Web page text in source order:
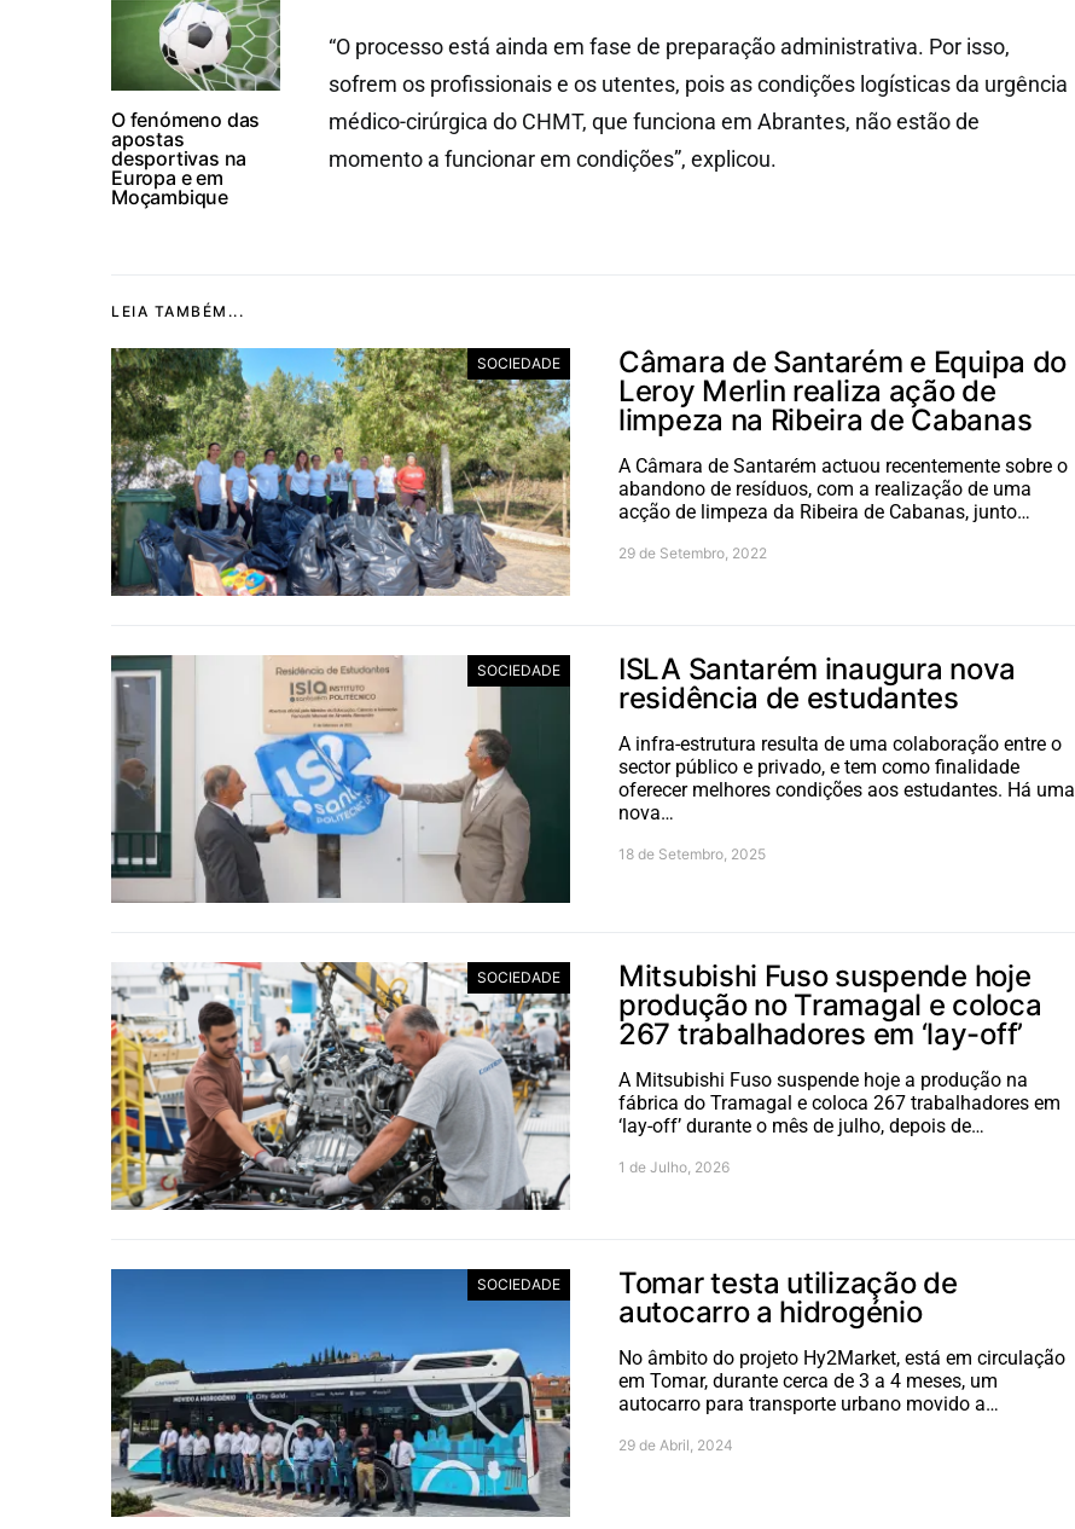
O fenómeno das
apostas
desportivas na
Europa e em
Moçambique
“O processo está ainda em fase de preparação administrativa. Por isso,
sofrem os profissionais e os utentes, pois as condições logísticas da urgência
médico-cirúrgica do CHMT, que funciona em Abrantes, não estão de
momento a funcionar em condições”, explicou.
LEIA TAMBÉM...
SOCIEDADE
Câmara de Santarém e Equipa do
Leroy Merlin realiza ação de
limpeza na Ribeira de Cabanas
A Câmara de Santarém actuou recentemente sobre o
abandono de resíduos, com a realização de uma
acção de limpeza da Ribeira de Cabanas, junto…
29 de Setembro, 2022
SOCIEDADE
ISLA Santarém inaugura nova
residência de estudantes
A infra-estrutura resulta de uma colaboração entre o
sector público e privado, e tem como finalidade
oferecer melhores condições aos estudantes. Há uma
nova…
18 de Setembro, 2025
SOCIEDADE
Mitsubishi Fuso suspende hoje
produção no Tramagal e coloca
267 trabalhadores em ‘lay-off’
A Mitsubishi Fuso suspende hoje a produção na
fábrica do Tramagal e coloca 267 trabalhadores em
‘lay-off’ durante o mês de julho, depois de…
1 de Julho, 2026
SOCIEDADE
Tomar testa utilização de
autocarro a hidrogénio
No âmbito do projeto Hy2Market, está em circulação
em Tomar, durante cerca de 3 a 4 meses, um
autocarro para transporte urbano movido a…
29 de Abril, 2024